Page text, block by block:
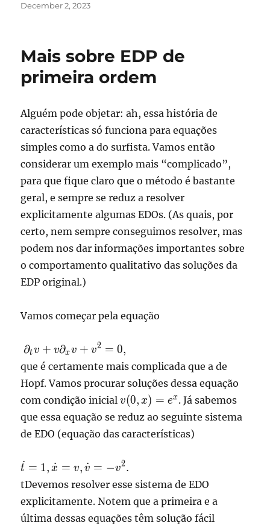
Posted
December 2, 2023
Mais sobre EDP de
primeira ordem
Alguém pode objetar: ah, essa história de
características só funciona para equações
simples como a do surfista. Vamos então
considerar um exemplo mais “complicado”,
para que fique claro que o método é bastante
geral, e sempre se reduz a resolver
explicitamente algumas EDOs. (As quais, por
certo, nem sempre conseguimos resolver, mas
podem nos dar informações importantes sobre
o comportamento qualitativo das soluções da
EDP original.)
Vamos começar pela equação
\displaystyle
\partial_t v
+
v\partial_x v
+ v^2=0,
∂tv + v∂xv + v2 = 0,
que é certamente mais complicada que a de
Hopf. Vamos procurar soluções dessa equação
com condição inicialv(0,x)
=
v(0, x) = ex. Já sabemos
que essa equação se reduz ao seguinte sistema
de EDO (equação das características)
\displaystyle
\dot t = 1,
\dot v =-
v^2.
t
˙ = 1, x
˙ = v, v
˙ = −v2.
tDevemos resolver esse sistema de EDO
explicitamente. Notem que a primeira e a
última dessas equações têm solução fácil